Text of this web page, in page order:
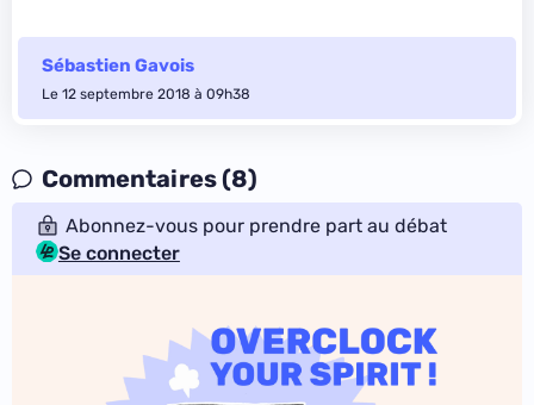
Sébastien Gavois
Le 12 septembre 2018 à 09h38
Commentaires (8)
Abonnez-vous pour prendre part au débat
Se connecter